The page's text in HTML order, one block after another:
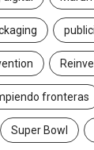
fronteras
Super Bowl